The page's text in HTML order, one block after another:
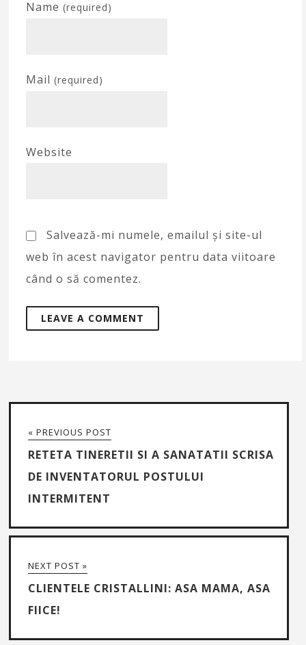
Name(required)
Mail(required)
Website
Salvează-mi numele, emailul și site-ul
web în acest navigator pentru data viitoare
când o să comentez.
« PREVIOUS POST
RETETA TINERETII SI A SANATATII SCRISA
DE INVENTATORUL POSTULUI
INTERMITENT
NEXT POST »
CLIENTELE CRISTALLINI: ASA MAMA, ASA
FIICE!